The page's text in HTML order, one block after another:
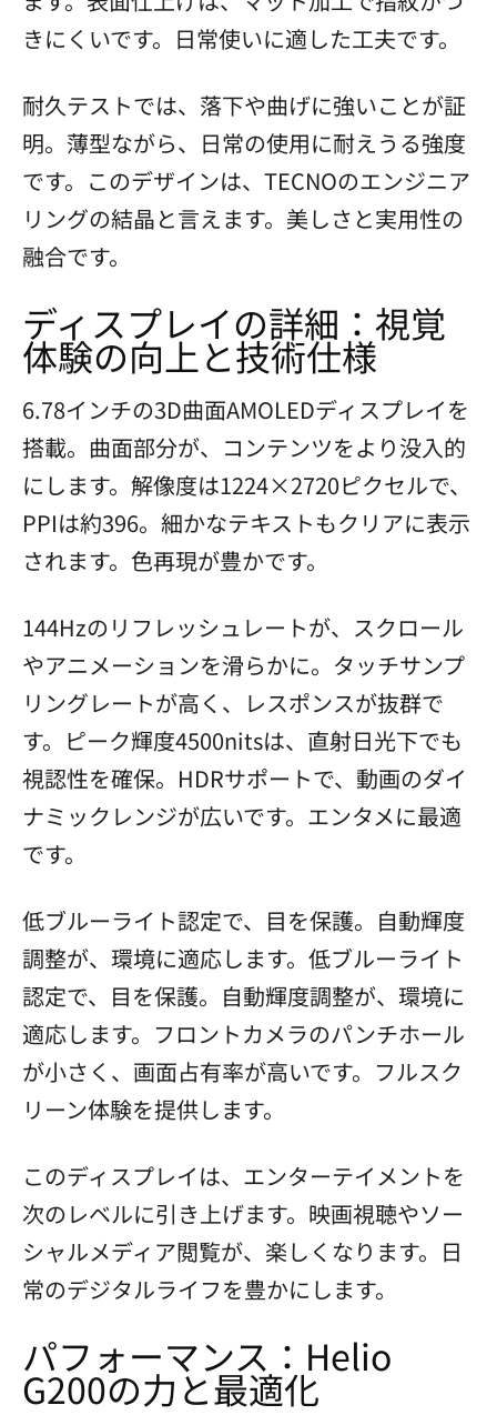
きにくいです。日常使いに適した工夫です。
耐久テストでは、落下や曲げに強いことが証
明。薄型ながら、日常の使用に耐えうる強度
です。このデザインは、TECNOのエンジニア
リングの結晶と言えます。美しさと実用性の
融合です。
ディスプレイの詳細：視覚
体験の向上と技術仕様
6.78インチの3D曲面AMOLEDディスプレイを
搭載。曲面部分が、コンテンツをより没入的
にします。解像度は1224×2720ピクセルで、
PPIは約396。細かなテキストもクリアに表示
されます。色再現が豊かです。
144Hzのリフレッシュレートが、スクロール
やアニメーションを滑らかに。タッチサンプ
リングレートが高く、レスポンスが抜群で
す。ピーク輝度4500nitsは、直射日光下でも
視認性を確保。HDRサポートで、動画のダイ
ナミックレンジが広いです。エンタメに最適
です。
低ブルーライト認定で、目を保護。自動輝度
調整が、環境に適応します。低ブルーライト
認定で、目を保護。自動輝度調整が、環境に
適応します。フロントカメラのパンチホール
が小さく、画面占有率が高いです。フルスク
リーン体験を提供します。
このディスプレイは、エンターテイメントを
次のレベルに引き上げます。映画視聴やソー
シャルメディア閲覧が、楽しくなります。日
常のデジタルライフを豊かにします。
パフォーマンス：Helio
G200の力と最適化